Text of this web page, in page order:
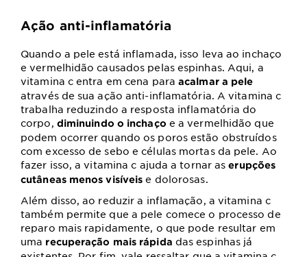
Ação anti-inflamatória
Quando a pele está inflamada, isso leva ao inchaço
e vermelhidão causados pelas espinhas. Aqui, a
vitamina c entra em cena paraacalmar a pele
através de sua ação anti-inflamatória. A vitamina c
trabalha reduzindo a resposta inflamatória do
corpo, diminuindo o inchaço e a vermelhidão que
podem ocorrer quando os poros estão obstruídos
com excesso de sebo e células mortas da pele. Ao
fazer isso, a vitamina c ajuda a tornar aserupções
cutâneas menos visíveis e dolorosas.
Além disso, ao reduzir a inflamação, a vitamina c
também permite que a pele comece o processo de
reparo mais rapidamente, o que pode resultar em
uma recuperação mais rápida das espinhas já